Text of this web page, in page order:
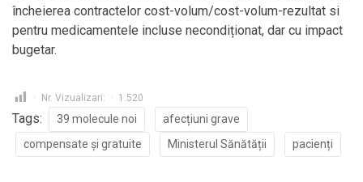
încheierea contractelor cost-volum/cost-volum-rezultat si
pentru medicamentele incluse necondiționat, dar cu impact
bugetar.
Nr. Vizualizari: 1.520
Tags: 39 molecule noi
afecțiuni grave
compensate și gratuite
Ministerul Sănătății pacienți